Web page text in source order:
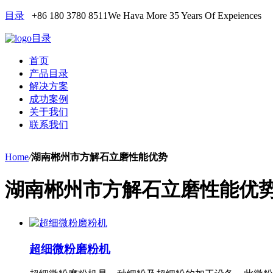
目录 +86 180 3780 8511We Hava More 35 Years Of Expeiences
目录
首页
产品目录
解决方案
成功案例
关于我们
联系我们
Home/湖南郴州市方解石立磨性能优势
湖南郴州市方解石立磨性能优
超细微粉磨粉机